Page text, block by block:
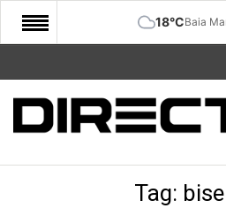
18°CBaia
START
COMUNITATE
Tag: